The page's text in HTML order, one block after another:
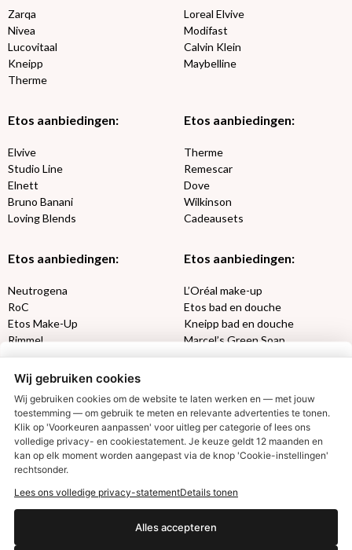
Zarqa
Nivea
Lucovitaal
Kneipp
Therme
Loreal Elvive
Modifast
Calvin Klein
Maybelline
Etos aanbiedingen:
Elvive
Studio Line
Elnett
Bruno Banani
Loving Blends
Etos aanbiedingen:
Therme
Remescar
Dove
Wilkinson
Cadeausets
Etos aanbiedingen:
Neutrogena
RoC
Etos Make-Up
Rimmel
Max Factor
Etos aanbiedingen:
L’Oréal make-up
Etos bad en douche
Kneipp bad en douche
Marcel’s Green Soap
Oral-B
Etos aanbiedingen:
Aussie
Gillette
Gezichtsverzorging
Syoss
DETOXEN
Always
Libresse
Gliss Kur
Etos billendoekjes
Wij gebruiken cookies
Wij gebruiken cookies om de website te laten werken en — met jouw
toestemming — om gebruik te meten en relevante advertenties te tonen.
Klik op 'Voorkeuren aanpassen' voor uitleg per categorie of lees ons
volledige privacy- en cookiestatement. Je keuze geldt 12 maanden en
kan op elk moment worden aangepast via de knop 'Cookie-instellingen'
rechtsonder.
Lees ons volledige privacy-statementDetails tonen
Alles accepteren
€2,50 korting?
Ja, ik wil korting